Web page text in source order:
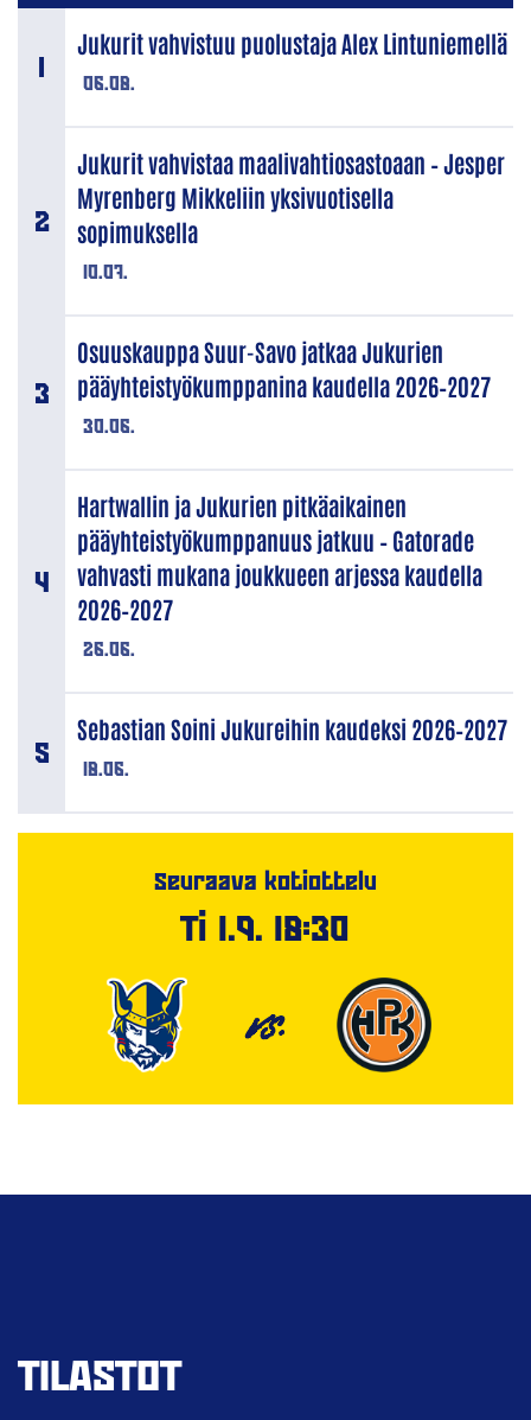
06.08.
Jukurit vahvistuu puolustaja Alex Lintuniemellä
10.07.
Jukurit vahvistaa maalivahtiosastoaan – Jesper
Myrenberg Mikkeliin yksivuotisella
sopimuksella
30.06.
Osuuskauppa Suur-Savo jatkaa Jukurien
pääyhteistyökumppanina kaudella 2026–2027
26.06.
Hartwallin ja Jukurien pitkäaikainen
pääyhteistyökumppanuus jatkuu – Gatorade
vahvasti mukana joukkueen arjessa kaudella
2026–2027
18.06.
Sebastian Soini Jukureihin kaudeksi 2026–2027
Seuraava kotiottelu
Ti 1.9. 18:30
VS.
TILASTOT